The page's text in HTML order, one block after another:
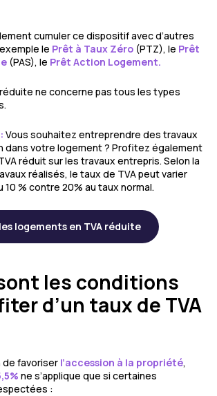
cumuler ce dispositif avec d’autres
le Prêt à Taux Zéro (PTZ), le Prêt
(PAS), le Prêt Action Logement.
ne concerne pas tous les types
Vous souhaitez entreprendre des travaux
dans votre logement ? Profitez également
réduit sur les travaux entrepris. Selon la
réalisés, le taux de TVA peut varier
10 % contre 20% au taux normal.
logements en TVA réduite
les conditions
d’un taux de TVA
de favoriser l’accession à la propriété,
ne s’applique que si certaines
: